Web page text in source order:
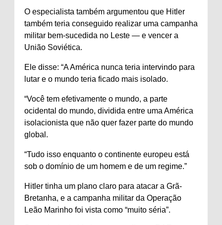
O especialista também argumentou que Hitler
também teria conseguido realizar uma campanha
militar bem-sucedida no Leste — e vencer a
União Soviética.
Ele disse: “A América nunca teria intervindo para
lutar e o mundo teria ficado mais isolado.
“Você tem efetivamente o mundo, a parte
ocidental do mundo, dividida entre uma América
isolacionista que não quer fazer parte do mundo
global.
“Tudo isso enquanto o continente europeu está
sob o domínio de um homem e de um regime.”
Hitler tinha um plano claro para atacar a Grã-
Bretanha, e a campanha militar da Operação
Leão Marinho foi vista como “muito séria”.